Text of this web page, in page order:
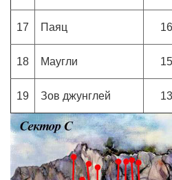
17 Паяц 16
18 Маугли 15
19 Зов джунглей 13